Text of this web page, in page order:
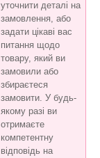
уточнити деталі на
замовлення, або
задати цікаві вас
питання щодо
товару, який ви
замовили або
збираєтеся
замовити. У будь-
якому разі ви
отримаєте
компетентну
відповідь на